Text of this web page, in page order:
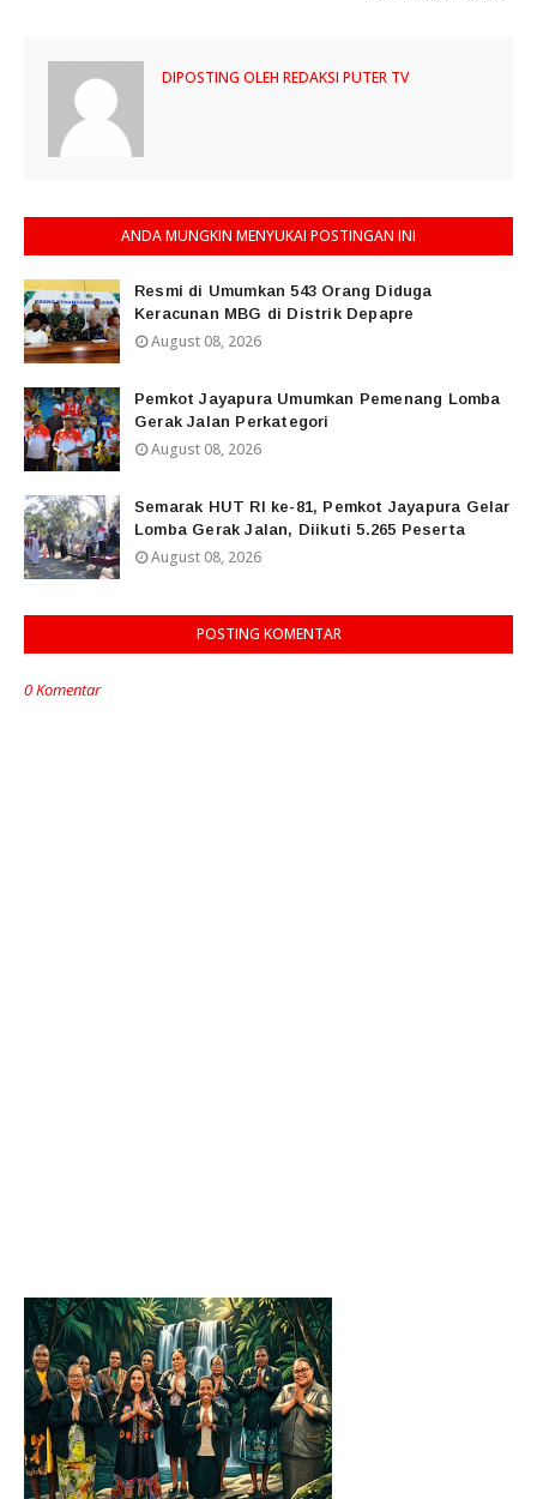
DIPOSTING OLEH REDAKSI PUTER TV
ANDA MUNGKIN MENYUKAI POSTINGAN INI
Resmi di Umumkan 543 Orang Diduga
Keracunan MBG di Distrik Depapre
August 08, 2026
Pemkot Jayapura Umumkan Pemenang Lomba
Gerak Jalan Perkategori
August 08, 2026
Semarak HUT RI ke-81, Pemkot Jayapura Gelar
Lomba Gerak Jalan, Diikuti 5.265 Peserta
August 08, 2026
POSTING KOMENTAR
0 Komentar